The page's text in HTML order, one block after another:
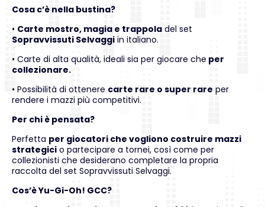
Cosa c’è nella bustina?
• Carte mostro, magia e trappola del set
Sopravvissuti Selvaggi in italiano.
• Carte di alta qualità, ideali sia per giocare che per
collezionare.
• Possibilità di ottenere carte rare o super rare per
rendere i mazzi più competitivi.
Per chi è pensata?
Perfetta per giocatori che vogliono costruire mazzi
strategici o partecipare a tornei, così come per
collezionisti che desiderano completare la propria
raccolta del set Sopravvissuti Selvaggi.
Cos’è Yu-Gi-Oh! GCC?